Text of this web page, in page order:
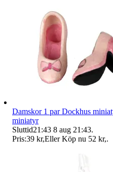
Damskor 1 par Dockhus
miniatyr
Sluttid21:43 8 aug 21:43.
Pris:39 kr,Eller Köp nu 52 kr,.